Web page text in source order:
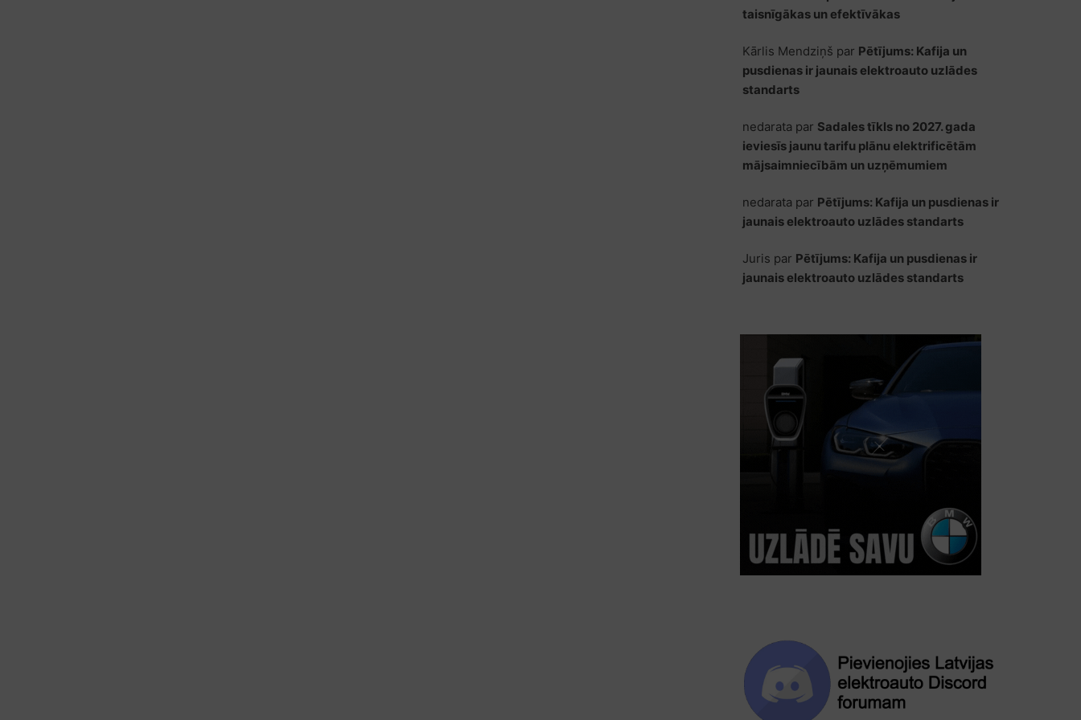
taisnīgākas un efektīvākas
Kārlis Mendziņš par Pētījums: Kafija un
pusdienas ir jaunais elektroauto uzlādes
standarts
nedarata par Sadales tīkls no 2027. gada
ieviesīs jaunu tarifu plānu elektrificētām
mājsaimniecībām un uzņēmumiem
nedarata par Pētījums: Kafija un pusdienas ir
jaunais elektroauto uzlādes standarts
Juris par Pētījums: Kafija un pusdienas ir
jaunais elektroauto uzlādes standarts